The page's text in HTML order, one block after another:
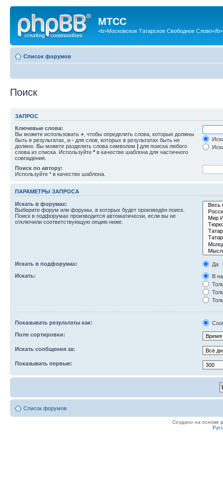
МТСС
<b>Московское Татарское Свободное Слово</b>
Список форумов
Поиск
ЗАПРОС
Ключевые слова:
Вы можете использовать + , чтобы определить слова, которые должны
быть в результатах, и - для слов, которых в результатах быть не
должно. Вы можете разделить слова символом | для поиска любого
слова из списка. Используйте * в качестве шаблона для частичного
совпадения.
Поиск по автору:
Используйте * в качестве шаблона.
ПАРАМЕТРЫ ЗАПРОСА
Искать в форумах:
Выберите форум или форумы, в которых будет произведён поиск.
Поиск в подфорумах производится автоматически, если вы не
отключили соответствующую опцию ниже.
Искать в подфорумах:
Да
Искать:
В
Показывать результаты как:
Поле сортировки:
Искать сообщения за:
Показывать первые:
Список форумов
Создано на основе